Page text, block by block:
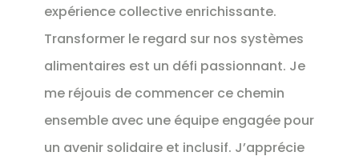
expérience collective enrichissante.
Transformer le regard sur nos systèmes
alimentaires est un défi passionnant. Je
me réjouis de commencer ce chemin
ensemble avec une équipe engagée pour
un avenir solidaire et inclusif. J’apprécie